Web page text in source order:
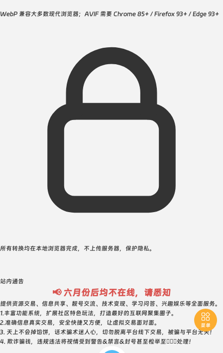
WebP 兼容大多数现代浏览器；AVIF 需要 Chrome 85+ / Firefox 93+ / Edge 93+
所有转换均在本地浏览器完成，不上传服务器，保护隐私。

菜单
站内通告
📢 六月份后均不在线，请悉知
提供资源交易、信息共享、靓号交流、技术变现、学习问答、兴趣娱乐等全面服务。
1.丰富功能系统，扩展社区特色玩法，打造最好的互联网聚集圈子。
2.准确信息真实交易，安全快捷又方便，让虚拟交易面对面。
3. 天上不会掉馅饼，话术骗术迷人心，切勿脱离平台线下交易，被骗与平台无关！
4. 欺诈骗钱，违规违法将视情受到警告&禁言&封号甚至检举至👮🏻‍♀️处理！